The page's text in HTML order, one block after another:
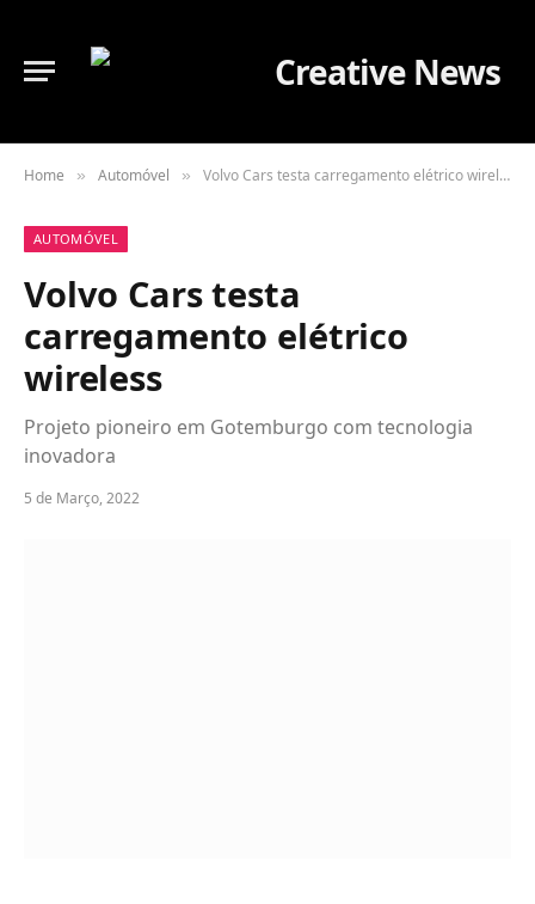
Home » Automóvel » Volvo Cars testa carregamento elétrico wireless
AUTOMÓVEL
Volvo Cars testa
carregamento elétrico
wireless
Projeto pioneiro em Gotemburgo com tecnologia
inovadora
5 de Março, 2022